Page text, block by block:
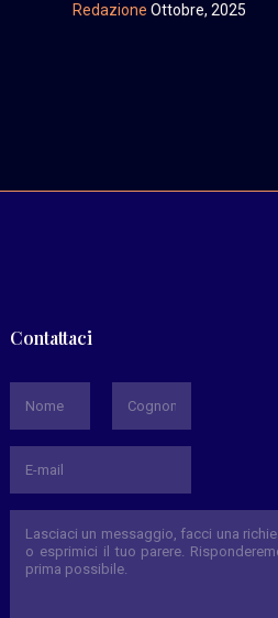
Redazione Ottobre, 2025
Contattaci